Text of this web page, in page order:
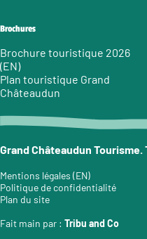
Brochures
Brochure touristique 2026
(EN)
Plan touristique Grand
Châteaudun
Grand Châteaudun
Mentions légales (EN)
Politique de confidentialité
Plan du site
Fait main par : Tribu and Co